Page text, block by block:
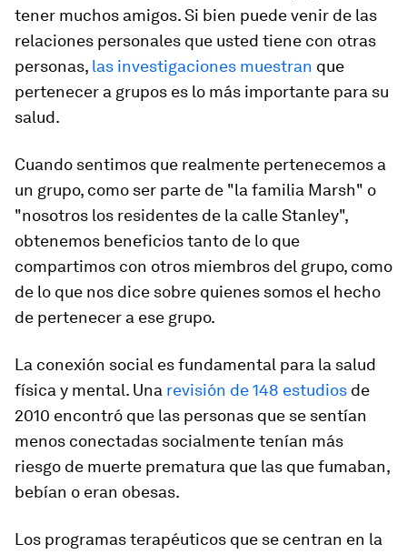
tener muchos amigos. Si bien puede venir de las
relaciones personales que usted tiene con otras
personas, las investigaciones muestran que
pertenecer a grupos es lo más importante para su
salud.
Cuando sentimos que realmente pertenecemos a
un grupo, como ser parte de "la familia Marsh" o
"nosotros los residentes de la calle Stanley",
obtenemos beneficios tanto de lo que
compartimos con otros miembros del grupo, como
de lo que nos dice sobre quienes somos el hecho
de pertenecer a ese grupo.
La conexión social es fundamental para la salud
física y mental. Una revisión de 148 estudios de
2010 encontró que las personas que se sentían
menos conectadas socialmente tenían más
riesgo de muerte prematura que las que fumaban,
bebían o eran obesas.
Los programas terapéuticos que se centran en la